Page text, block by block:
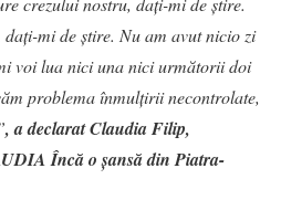
mi de știre. Nu am avut nicio zi
voi lua nici una nici următorii doi
problema înmulțirii necontrolate,
, a declarat Claudia Filip,
Încă o șansă din Piatra-